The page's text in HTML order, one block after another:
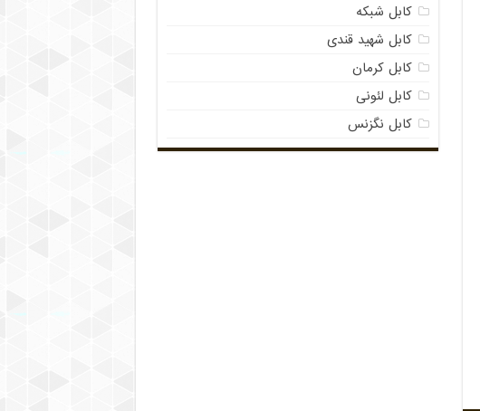
کابل شبکه
کابل شهید قندی
کابل کرمان
کابل لئونی
کابل نگزنس